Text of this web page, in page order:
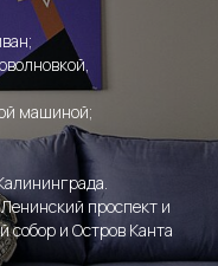
машиной;
проспект и
собор и Остров Канта